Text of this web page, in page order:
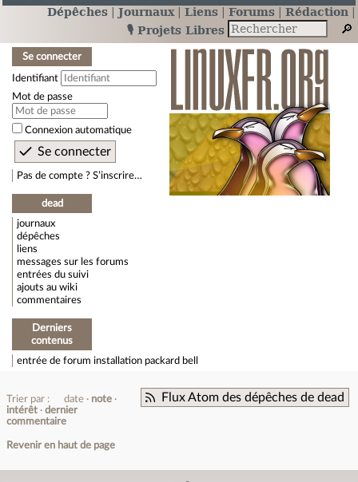
Dépêches Journaux Liens Forums
Rédaction
🎙️ Projets Libres
Se connecter
Identifiant
Mot de passe
Connexion automatique
Pas de compte ? S’inscrire…
dead
journaux
dépêches
liens
messages sur les forums
entrées du suivi
ajouts au wiki
commentaires
Derniers
contenus
entrée de forum installation packard bell
Flux Atom des dépêches de dead
Trier par : date
note
intérêt
dernier
commentaire
Revenir en haut de page